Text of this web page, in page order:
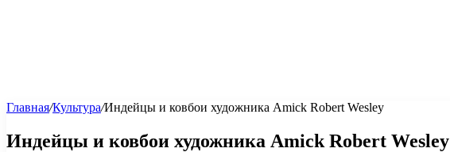
Главная/Культура/Индейцы и ковбои художника Amick Robert Wesley
Индейцы и ковбои художника Amick Robert Wesley